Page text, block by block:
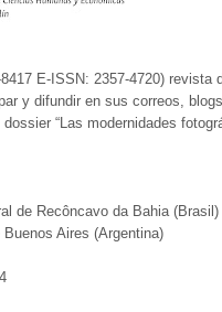
E-ISSN: 2357-4720) revista
y difundir en sus correos,
“Las modernidades
de Recôncavo da Bahia (Brasil)
Aires (Argentina)